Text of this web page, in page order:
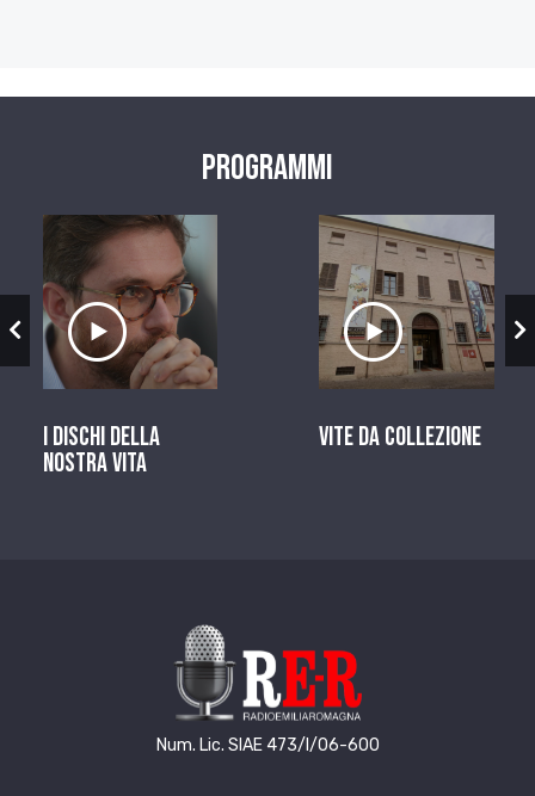
Programmi
Ascolta il servizio
I dischi della
nostra vita
Ascolta il
Vite da Collezione
Num. Lic. SIAE 473/I/06-600